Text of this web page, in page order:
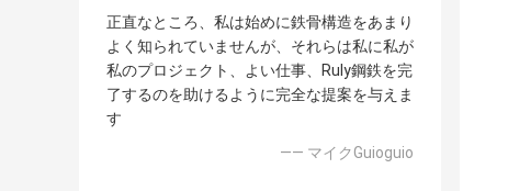
正直なところ、私は始めに鉄骨構造をあまり
よく知られていませんが、それらは私に私が
私のプロジェクト、よい仕事、Ruly鋼鉄を完
了するのを助けるように完全な提案を与えま
す
—— マイクGuioguio